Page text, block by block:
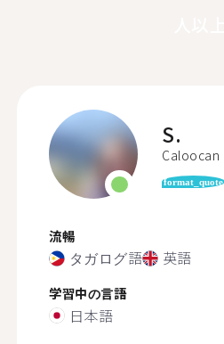
S.
Caloocan
format_quote
流暢
タガログ語 英語
学習中の言語
日本語